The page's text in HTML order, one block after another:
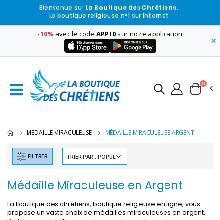
Bienvenue sur La Boutique des Chrétiens.
La boutique religieuse n°1 sur internet
-10% avec le code APP10 sur notre application
×
0
MÉDAILLE MIRACULEUSE MÉDAILLE MIRACULEUSE ARGENT
FILTRER
Médaille Miraculeuse en Argent
La boutique des chrétiens, boutique religieuse en ligne, vous
propose un vaste choix de médailles miraculeuses en argent.
-30%